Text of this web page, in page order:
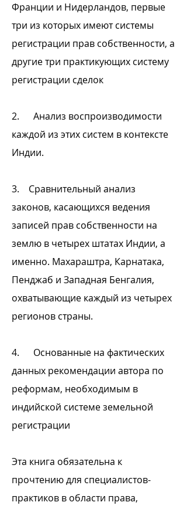
Франции и Нидерландов, первые
три из которых имеют системы
регистрации прав собственности, а
другие три практикующих систему
регистрации сделок
2. Анализ воспроизводимости
каждой из этих систем в контексте
Индии.
3. Сравнительный анализ
законов, касающихся ведения
записей прав собственности на
землю в четырех штатах Индии, а
именно. Махараштра, Карнатака,
Пенджаб и Западная Бенгалия,
охватывающие каждый из четырех
регионов страны.
4. Основанные на фактических
данных рекомендации автора по
реформам, необходимым в
индийской системе земельной
регистрации
Эта книга обязательна к
прочтению для специалистов-
практиков в области права,